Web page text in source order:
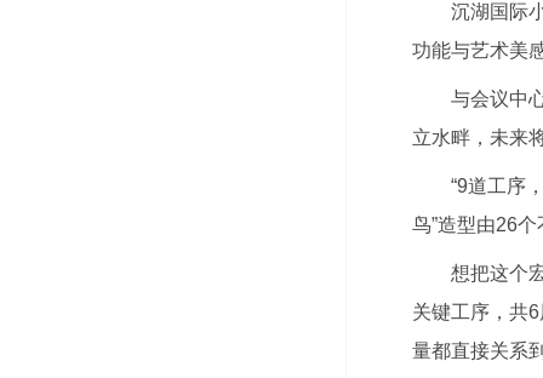
沉湖国际
功能与艺术美
与会议中
立水畔，未来
“9道工序
鸟”造型由26
想把这个
关键工序，共
量都直接关系